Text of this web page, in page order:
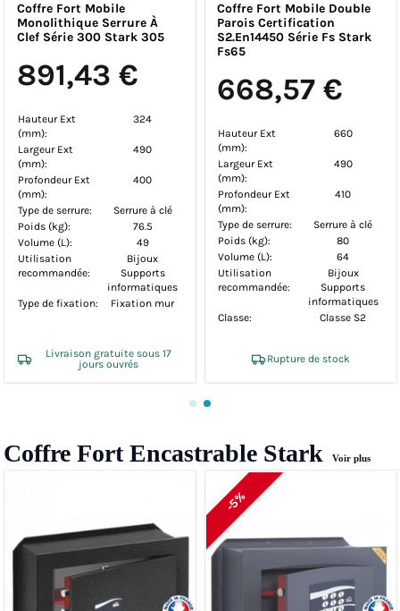
Coffre Fort Mobile
Monolithique Serrure À
Clef Série 300 Stark 305
891,43 €
Hauteur Ext
(mm):
324
Largeur Ext
(mm):
490
Profondeur Ext
(mm):
400
Type de serrure:
Serrure à clé
Poids (kg):
76.5
Volume (L):
49
Utilisation
recommandée:
Bijoux
Supports
informatiques
Type de fixation:
Fixation mur
Livraison gratuite sous 17
jours ouvrés
Coffre Fort Mobile Double
Parois Certification
S2.En14450 Série Fs Stark
Fs65
668,57 €
Hauteur Ext
(mm):
660
Largeur Ext
(mm):
490
Profondeur Ext
(mm):
410
Type de serrure:
Serrure à clé
Poids (kg):
80
Volume (L):
64
Utilisation
recommandée:
Bijoux
Supports
informatiques
Classe:
Classe S2
Rupture de stock
Coffre Fort Encastrable Stark Voir plus
-5%